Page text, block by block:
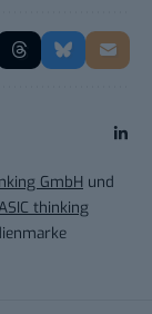
GmbH und
thinking